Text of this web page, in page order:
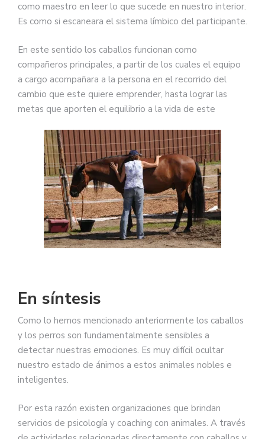
como maestro en leer lo que sucede en nuestro interior.
Es como si escaneara el sistema límbico del participante.
En este sentido los caballos funcionan como
compañeros principales, a partir de los cuales el equipo
a cargo acompañara a la persona en el recorrido del
cambio que este quiere emprender, hasta lograr las
metas que aporten el equilibrio a la vida de este
En síntesis
Como lo hemos mencionado anteriormente los caballos
y los perros son fundamentalmente sensibles a
detectar nuestras emociones. Es muy difícil ocultar
nuestro estado de ánimos a estos animales nobles e
inteligentes.
Por esta razón existen organizaciones que brindan
servicios de psicología y coaching con animales. A través